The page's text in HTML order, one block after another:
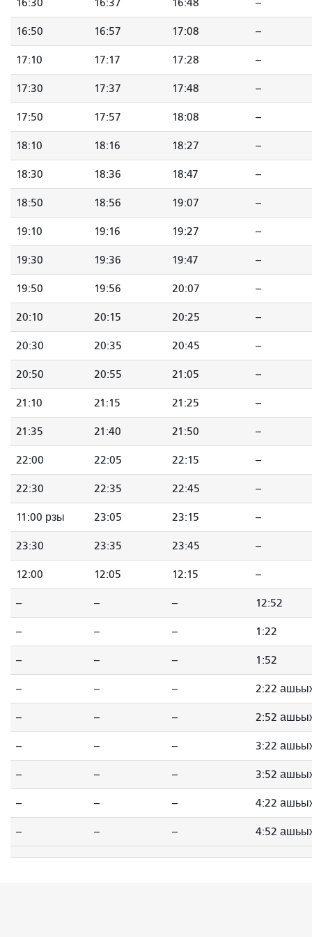
16:30 16:37 16:48 --
16:50 16:57 17:08 --
17:10 17:17 17:28 --
17:30 17:37 17:48 --
17:50 17:57 18:08 --
18:10 18:16 18:27 --
18:30 18:36 18:47 --
18:50 18:56 19:07 --
19:10 19:16 19:27 --
19:30 19:36 19:47 --
19:50 19:56 20:07 --
20:10 20:15 20:25 --
20:30 20:35 20:45 --
20:50 20:55 21:05 --
21:10 21:15 21:25 --
21:35 21:40 21:50 --
22:00 22:05 22:15 --
22:30 22:35 22:45 --
11:00 рзы 23:05 23:15 --
23:30 23:35 23:45 --
12:00 12:05 12:15 --
-- -- -- 12:52
-- -- -- 1:22
-- -- -- 1:52
-- -- -- 2:22
-- -- -- 2:52
-- -- -- 3:22
-- -- -- 3:52
-- -- -- 4:22
-- -- -- 4:52